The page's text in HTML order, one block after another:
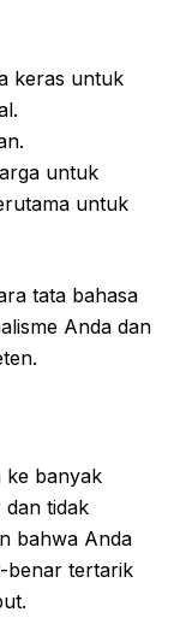
keras untuk
untuk
untuk
tata bahasa
Anda dan
ke banyak
dan tidak
bahwa Anda
benar tertarik